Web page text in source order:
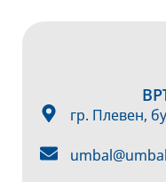
гр. Плевен,